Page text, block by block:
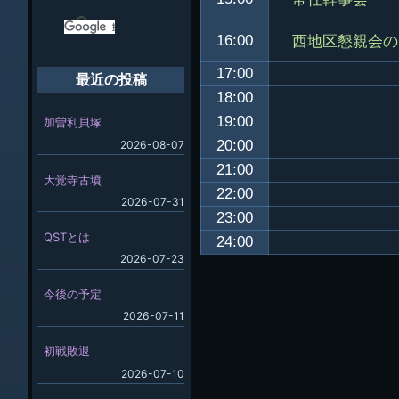
16:00 西地区懇親会
17:00
18:00
19:00
20:00
21:00
22:00
23:00
24:00
最近の投稿
加曽利貝塚
2026-08-07
大覚寺古墳
2026-07-31
QSTとは
2026-07-23
今後の予定
2026-07-11
初戦敗退
2026-07-10